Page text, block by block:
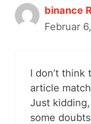
binance
Februar
I don’t
article
Just
some